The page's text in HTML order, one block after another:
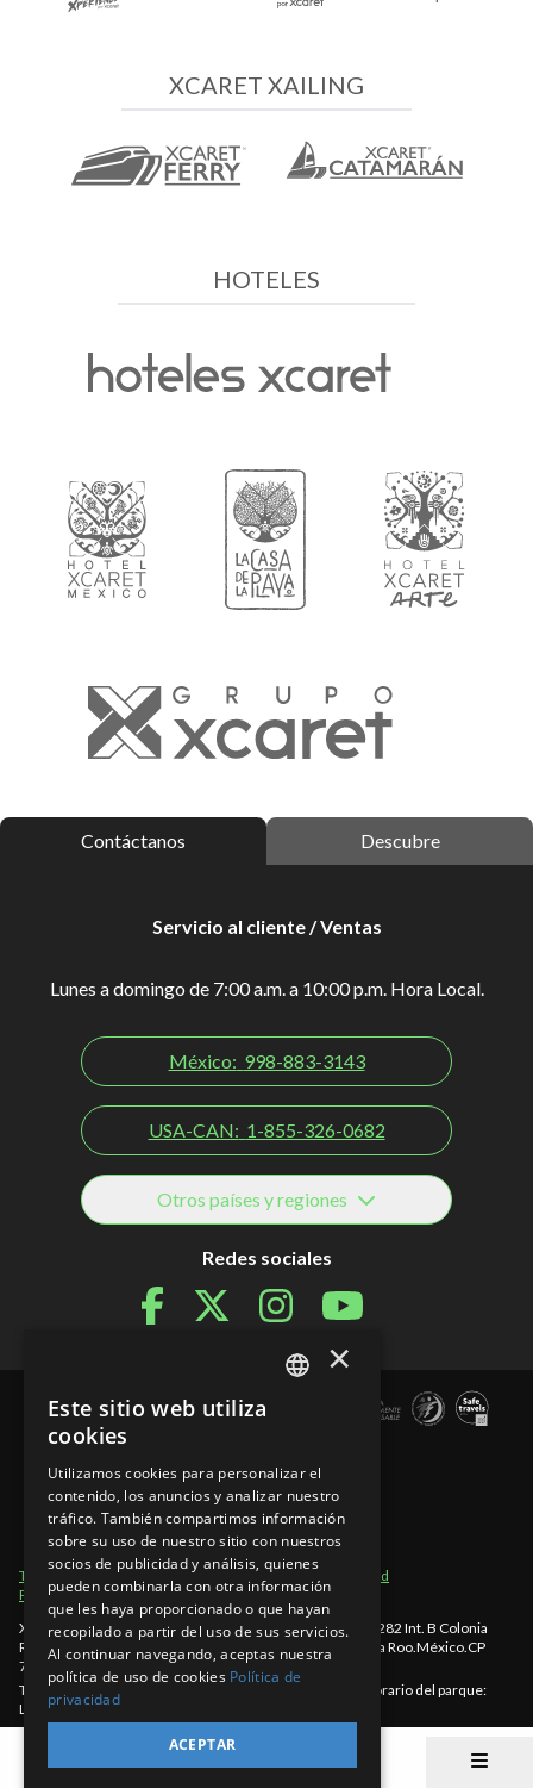
XCARET XAILING
HOTELES
Contáctanos Descubre
Servicio al cliente / Ventas
Lunes a domingo de 7:00 a.m. a 10:00 p.m. Hora Local.
México: 998-883-3143
USA-CAN: 1-855-326-0682
Otros países y regiones
Redes sociales
Términos de Uso Secciones del Sitio
Aviso de Privacidad
Políticas de cancelación
Xcaret - México, Carretera Chetumal - Puerto Juárez km 282 Int. B Colonia
Rancho Xcaret
Playa del Carmen 998-883-3143 Quintana Roo.México.CP
77580
Teléfono Cancún: 998-883-3143
Horario del parque:
Lunes a Domingo de 8:30 a.m. a 10:30 p.m. (EST)
©Copyright 2026 Experiencias Xcaret Parques, S.A.P.I. de C.V
PT
×
Este sitio web utiliza
cookies
Utilizamos cookies para personalizar el
contenido, los anuncios y analizar nuestro
tráfico. También compartimos información
sobre su uso de nuestro sitio con nuestros
socios de publicidad y análisis, quienes
pueden combinarla con otra información
que les haya proporcionado o que hayan
recopilado a partir del uso de sus servicios.
Al continuar navegando, aceptas nuestra
política de uso de cookies Política de
privacidad
ACEPTAR